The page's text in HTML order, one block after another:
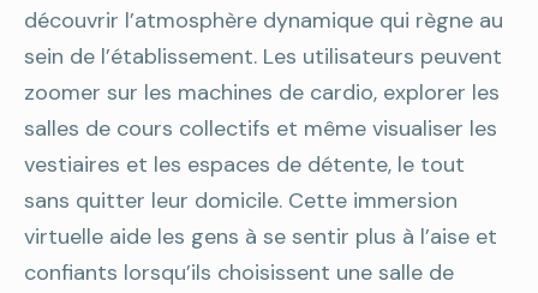
découvrir l’atmosphère dynamique qui règne au
sein de l’établissement. Les utilisateurs peuvent
zoomer sur les machines de cardio, explorer les
salles de cours collectifs et même visualiser les
vestiaires et les espaces de détente, le tout
sans quitter leur domicile. Cette immersion
virtuelle aide les gens à se sentir plus à l’aise et
confiants lorsqu’ils choisissent une salle de